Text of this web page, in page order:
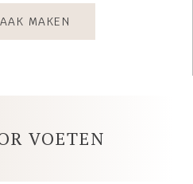
MAKEN
VOETEN